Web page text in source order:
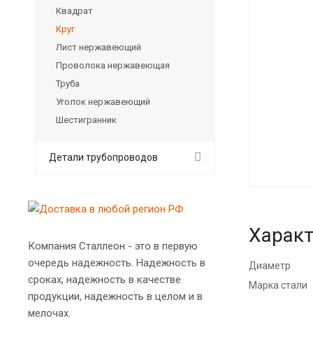
Диаметр
Марка стали
Квадрат
Круг
Лист нержавеющий
Проволока нержавеющая
Труба
Уголок нержавеющий
Шестигранник
Детали трубопроводов
Компания Сталлеон - это в первую
очередь надежность. Надежность в
сроках, надежность в качестве
продукции, надежность в целом и в
мелочах.